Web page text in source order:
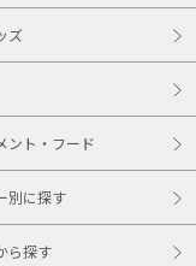
ズ
ント・フード
別に探す
ら探す